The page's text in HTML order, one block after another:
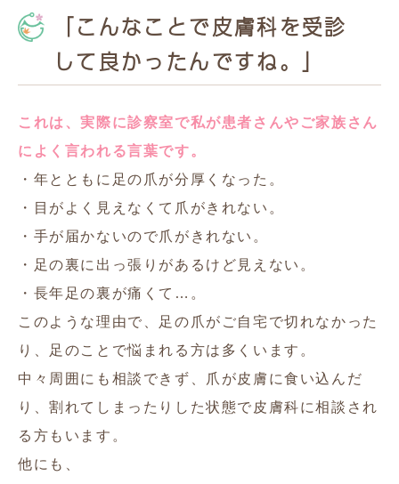
「こんなことで皮膚科を受診
して良かったんですね。」
これは、実際に診察室で私が患者さんやご家族さん
によく言われる言葉です。
・年とともに足の爪が分厚くなった。
・目がよく見えなくて爪がきれない。
・手が届かないので爪がきれない。
・足の裏に出っ張りがあるけど見えない。
・長年足の裏が痛くて…。
このような理由で、足の爪がご自宅で切れなかった
り、足のことで悩まれる方は多くいます。
中々周囲にも相談できず、爪が皮膚に食い込んだ
り、割れてしまったりした状態で皮膚科に相談され
る方もいます。
他にも、